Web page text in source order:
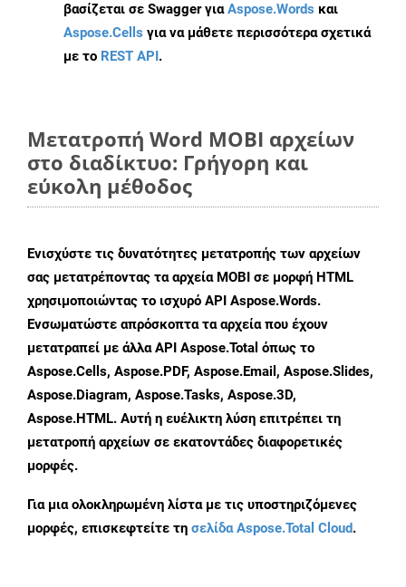
βασίζεται σε Swagger γιαAspose.Words και
Aspose.Cells για να μάθετε περισσότερα σχετικά
με το REST API.
Μετατροπή Word MOBI αρχείων
στο διαδίκτυο: Γρήγορη και
εύκολη μέθοδος
Ενισχύστε τις δυνατότητες μετατροπής των αρχείων
σας μετατρέποντας τα αρχεία MOBI σε μορφή HTML
χρησιμοποιώντας το ισχυρό API Aspose.Words.
Ενσωματώστε απρόσκοπτα τα αρχεία που έχουν
μετατραπεί με άλλα API Aspose.Total όπως το
Aspose.Cells, Aspose.PDF, Aspose.Email, Aspose.Slides,
Aspose.Diagram, Aspose.Tasks, Aspose.3D,
Aspose.HTML. Αυτή η ευέλικτη λύση επιτρέπει τη
μετατροπή αρχείων σε εκατοντάδες διαφορετικές
μορφές.
Για μια ολοκληρωμένη λίστα με τις υποστηριζόμενες
μορφές, επισκεφτείτε τη σελίδα Aspose.Total Cloud.